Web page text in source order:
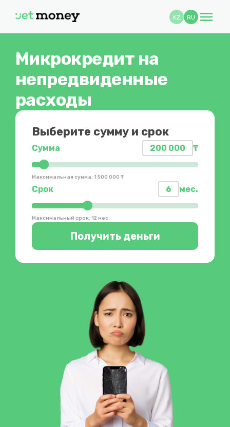
KZ RU menu
Микрокредит на
непредвиденные
расходы
Выберите сумму и срок
Сумма 200 000 ₸
Максимальная сумма: 1 500 000 ₸
Срок 6 мес.
Максимальный срок: 12 мес.
Получить деньги